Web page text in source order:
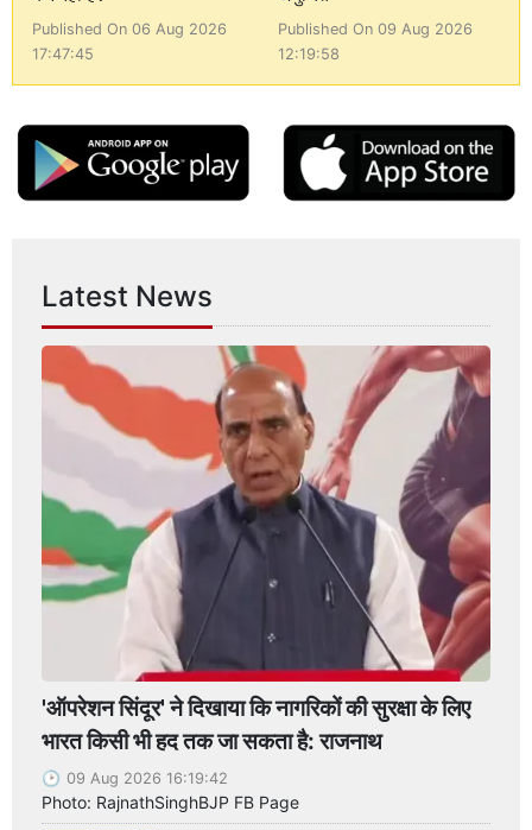
Published On 06 Aug 2026
17:47:45
Published On 09 Aug 2026
12:19:58
Latest News
'ऑपरेशन सिंदूर' ने दिखाया कि नागरिकों की सुरक्षा के लिए
भारत किसी भी हद तक जा सकता है: राजनाथ
09 Aug 2026 16:19:42
Photo: RajnathSinghBJP FB Page